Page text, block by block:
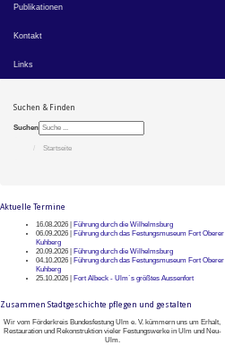
Publikationen
Kontakt
Links
Suchen & Finden
Suchen
Startseite
Aktuelle Termine
16.08.2026 |
Führung durch die Wilhelmsburg
06.09.2026 |
Führung durch das Festungsmuseum Fort Oberer
Kuhberg
20.09.2026 |
Führung durch die Wilhelmsburg
04.10.2026 |
Führung durch das Festungsmuseum Fort Oberer
Kuhberg
25.10.2026 |
Fort Albeck - Ulm`s größtes Aussenfort
Zusammen Stadtgeschichte pflegen und gestalten
Wir vom Förderkreis Bundesfestung Ulm e. V. kümmern uns um Erhalt,
Restauration und Rekonstruktion vieler Festungswerke in Ulm und Neu-
Ulm.